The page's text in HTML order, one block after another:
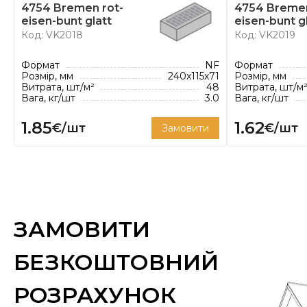
плитку, облицювальну клінкерну цеглу,
черепицю.
* Витрата цегли вказана з розрахунку
4754 Bremen rot-
eisen-bunt glatt
Код: VK2018
Формат
NF
Розмір, мм
240х115х71
Витрата, шт/м²
48
Вага, кг/шт
3.0
1.85€/шт Замовити
4754
eisen-bunt
Код: VK2019
Формат
Розмір, мм
Витрата, шт/м²
Вага, кг/шт
1.62€/шт
ЗАМОВИТИ
БЕЗКОШТОВНИЙ
РОЗРАХУНОК